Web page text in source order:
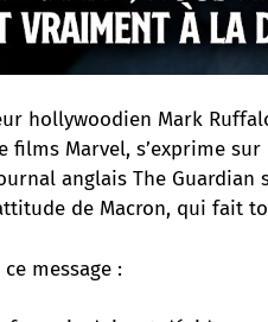
hollywoodien Mark
films Marvel, s’exprime
anglais The Guardian
de Macron, qui fait
message :